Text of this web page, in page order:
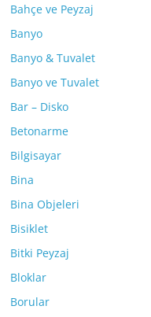
Bahçe ve Peyzaj
Banyo
Banyo & Tuvalet
Banyo ve Tuvalet
Bar – Disko
Betonarme
Bilgisayar
Bina
Bina Objeleri
Bisiklet
Bitki Peyzaj
Bloklar
Borular